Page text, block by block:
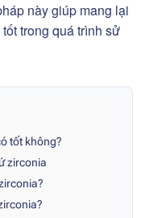
này giúp mang lại
trong quá trình sử
tốt không?
zirconia